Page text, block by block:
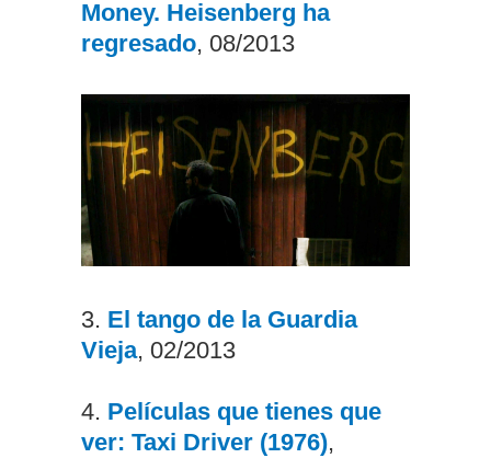
Money. Heisenberg ha
regresado, 08/2013
3. El tango de la Guardia
Vieja, 02/2013
4. Películas que tienes que
ver: Taxi Driver (1976),